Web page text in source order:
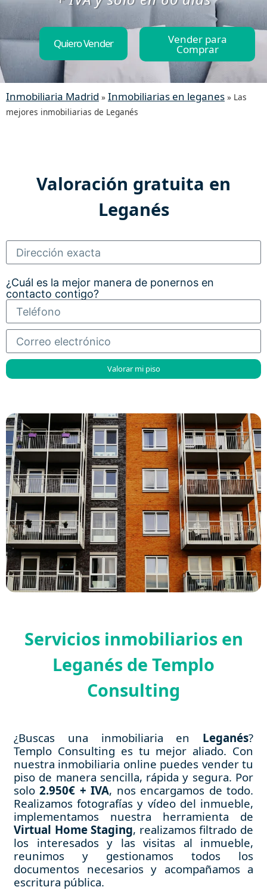
Quiero Vender Vender para
Comprar
Inmobiliaria Madrid » Inmobiliarias en leganes » Las
mejores inmobiliarias de Leganés
Valoración gratuita en
Leganés
¿Cuál es la mejor manera de ponernos en
contacto contigo?
Valorar mi piso
Servicios inmobiliarios en
Leganés de Templo
Consulting
¿Buscas una inmobiliaria en Leganés?
Templo Consulting es tu mejor aliado. Con
nuestra inmobiliaria online puedes vender tu
piso de manera sencilla, rápida y segura. Por
solo 2.950€ + IVA, nos encargamos de todo.
Realizamos fotografías y vídeo del inmueble,
implementamos nuestra herramienta de
Virtual Home Staging, realizamos filtrado de
los interesados y las visitas al inmueble,
reunimos y gestionamos todos los
documentos necesarios y acompañamos a
escritura pública.